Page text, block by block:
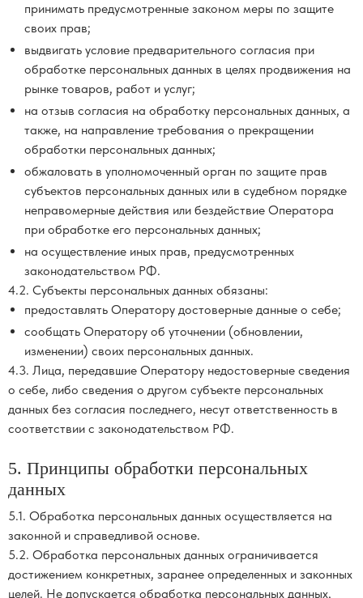
принимать предусмотренные законом меры по защите
своих прав;
выдвигать условие предварительного согласия при
обработке персональных данных в целях продвижения на
рынке товаров, работ и услуг;
на отзыв согласия на обработку персональных данных, а
также, на направление требования о прекращении
обработки персональных данных;
обжаловать в уполномоченный орган по защите прав
субъектов персональных данных или в судебном порядке
неправомерные действия или бездействие Оператора
при обработке его персональных данных;
на осуществление иных прав, предусмотренных
законодательством РФ.
4.2. Субъекты персональных данных обязаны:
предоставлять Оператору достоверные данные о себе;
сообщать Оператору об уточнении (обновлении,
изменении) своих персональных данных.
4.3. Лица, передавшие Оператору недостоверные сведения
о себе, либо сведения о другом субъекте персональных
данных без согласия последнего, несут ответственность в
соответствии с законодательством РФ.
5. Принципы обработки персональных
данных
5.1. Обработка персональных данных осуществляется на
законной и справедливой основе.
5.2. Обработка персональных данных ограничивается
достижением конкретных, заранее определенных и законных
целей. Не допускается обработка персональных данных,